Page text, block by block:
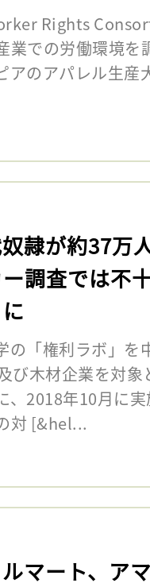
Rights
業での労働環境
アのアパレル生産
奴隷が約37万
調査では不
「権利ラボ」を
び木材企業を対
、2018年10月に
対 [&hel...
マート、ア